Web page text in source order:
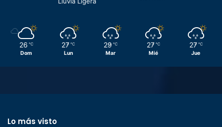
26 ℃
Dom
27 ℃
Lun
29 ℃
Mar
27 ℃
Mié
27 ℃
Jue
Lo más visto